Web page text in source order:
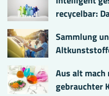
recycelbar:
Sammlung
Aus alt
gebrauchter